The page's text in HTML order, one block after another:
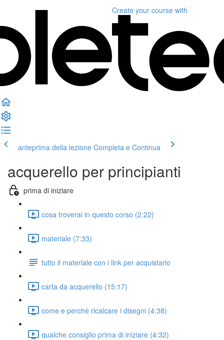
Create your course with
anteprima della lezione Completa e Continua
acquerello per principianti
prima di iniziare
cosa troverai in questo corso (2:22)
materiale (7:33)
tutto il materiale con i link per acquistarlo
carta da acquerello (15:17)
come e perchè ricalcare i disegni (4:38)
qualche consiglio prima di iniziare (4:32)